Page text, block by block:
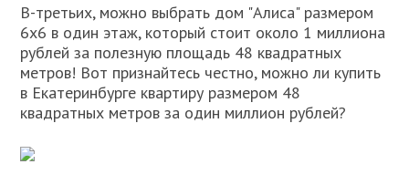
В-третьих, можно выбрать дом "Алиса" размером
6х6 в один этаж, который стоит около 1 миллиона
рублей за полезную площадь 48 квадратных
метров! Вот признайтесь честно, можно ли купить
в Екатеринбурге квартиру размером 48
квадратных метров за один миллион рублей?